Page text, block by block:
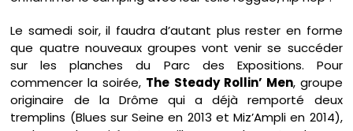
Le samedi soir, il faudra d’autant plus rester en forme
que quatre nouveaux groupes vont venir se succéder
sur les planches du Parc des Expositions. Pour
commencer la soirée, The Steady Rollin’ Men, groupe
originaire de la Drôme qui a déjà remporté deux
tremplins (Blues sur Seine en 2013 et Miz’Ampli en 2014),